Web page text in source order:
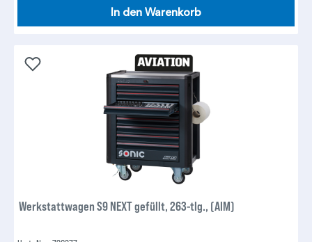
In den Warenkorb
Werkstattwagen S9 NEXT gefüllt, 263-tlg., (AIM)